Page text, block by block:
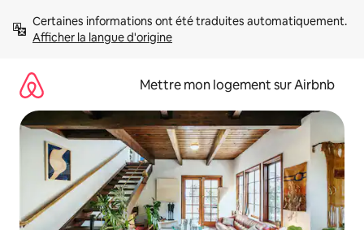
directement
Afficher la langue d'origine
Mettre mon logement sur Airbnb